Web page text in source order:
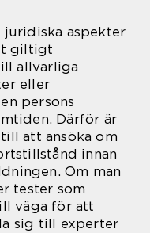
juridiska aspekter
giltigt
allvarliga
eller
persons
Därför är
att ansöka om
innan
Om man
tester som
väga för att
sig till experter